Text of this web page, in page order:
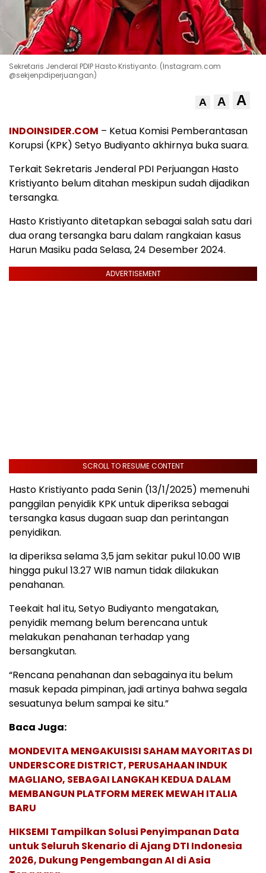
Sekretaris Jenderal PDIP Hasto Kristiyanto. (Instagram.com
@sekjenpdiperjuangan)
A A A
INDOINSIDER.COM – Ketua Komisi Pemberantasan
Korupsi (KPK) Setyo Budiyanto akhirnya buka suara.
Terkait Sekretaris Jenderal PDI Perjuangan Hasto
Kristiyanto belum ditahan meskipun sudah dijadikan
tersangka.
Hasto Kristiyanto ditetapkan sebagai salah satu dari
dua orang tersangka baru dalam rangkaian kasus
Harun Masiku pada Selasa, 24 Desember 2024.
ADVERTISEMENT
SCROLL TO RESUME CONTENT
Hasto Kristiyanto pada Senin (13/1/2025) memenuhi
panggilan penyidik KPK untuk diperiksa sebagai
tersangka kasus dugaan suap dan perintangan
penyidikan.
Ia diperiksa selama 3,5 jam sekitar pukul 10.00 WIB
hingga pukul 13.27 WIB namun tidak dilakukan
penahanan.
Teekait hal itu, Setyo Budiyanto mengatakan,
penyidik memang belum berencana untuk
melakukan penahanan terhadap yang
bersangkutan.
“Rencana penahanan dan sebagainya itu belum
masuk kepada pimpinan, jadi artinya bahwa segala
sesuatunya belum sampai ke situ.”
Baca Juga:
MONDEVITA MENGAKUISISI SAHAM MAYORITAS DI
UNDERSCORE DISTRICT, PERUSAHAAN INDUK
MAGLIANO, SEBAGAI LANGKAH KEDUA DALAM
MEMBANGUN PLATFORM MEREK MEWAH ITALIA
BARU
HIKSEMI Tampilkan Solusi Penyimpanan Data
untuk Seluruh Skenario di Ajang DTI Indonesia
2026, Dukung Pengembangan AI di Asia